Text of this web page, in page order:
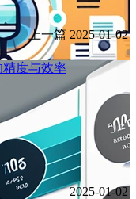
上一篇 2025-01-02
度与效率
2025-01-02